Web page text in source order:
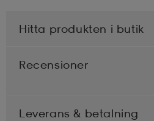
Hitta produkten i butik
Recensioner
Leverans & betalning